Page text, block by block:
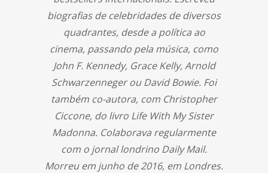
biografias de celebridades de diversos
quadrantes, desde a política ao
cinema, passando pela música, como
John F. Kennedy, Grace Kelly, Arnold
Schwarzenneger ou David Bowie. Foi
também co-autora, com Christopher
Ciccone, do livro Life With My Sister
Madonna. Colaborava regularmente
com o jornal londrino Daily Mail.
Morreu em junho de 2016, em Londres.